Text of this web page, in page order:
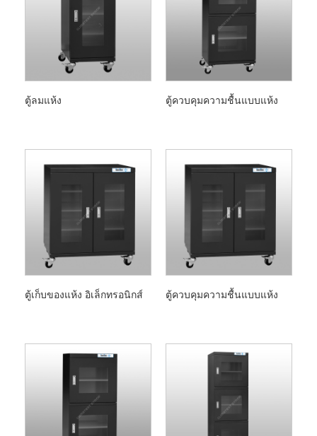
ตู้ลมแห้ง ตู้ควบคุมความชื้นแบบแห้ง
ตู้เก็บของแห้ง อิเล็กทรอนิกส์ ตู้ควบคุมความชื้นแบบแห้ง